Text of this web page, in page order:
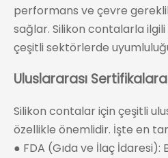
performans ve çevre
sağlar. Silikon contalarla
çeşitli sektörlerde
Uluslararası
Silikon contalar için çeşitli
özellikle önemlidir. İşte en
● FDA (Gıda ve İlaç İdaresi):